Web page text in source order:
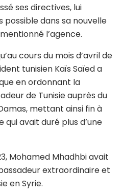
ses directives, lui
dans sa nouvelle
l’agence.
cours du mois d’avril de
tunisien Kaïs Saïed a
en ordonnant la
de Tunisie auprès du
mettant ainsi fin à
avait duré plus d’une
Mohamed Mhadhbi avait
extraordinaire et
en Syrie.